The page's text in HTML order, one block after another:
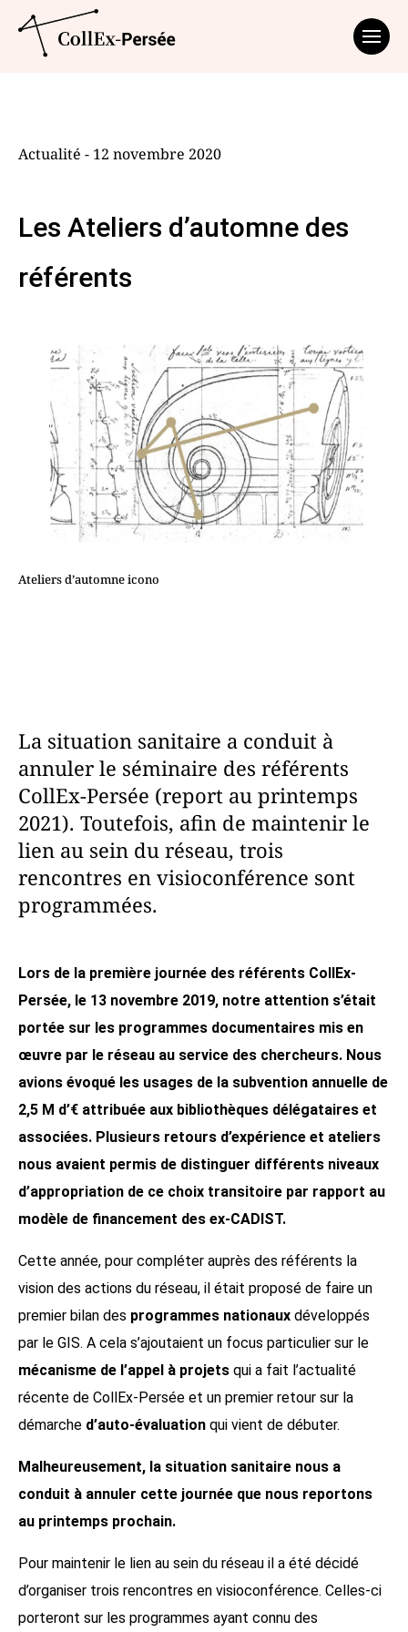
Actualité - 12 novembre 2020
Les Ateliers d’automne des
référents
Ateliers d’automne icono
La situation sanitaire a conduit à
annuler le séminaire des référents
CollEx-Persée (report au printemps
2021). Toutefois, afin de maintenir le
lien au sein du réseau, trois
rencontres en visioconférence sont
programmées.
Lors de la première journée des référents CollEx-
Persée, le 13 novembre 2019, notre attention s’était
portée sur les programmes documentaires mis en
œuvre par le réseau au service des chercheurs. Nous
avions évoqué les usages de la subvention annuelle de
2,5 M d’€ attribuée aux bibliothèques délégataires et
associées. Plusieurs retours d’expérience et ateliers
nous avaient permis de distinguer différents niveaux
d’appropriation de ce choix transitoire par rapport au
modèle de financement des ex-CADIST.
Cette année, pour compléter auprès des référents la
vision des actions du réseau, il était proposé de faire un
premier bilan des programmes nationaux développés
par le GIS. A cela s’ajoutaient un focus particulier sur le
mécanisme de l’appel à projets qui a fait l’actualité
récente de CollEx-Persée et un premier retour sur la
démarche d’auto-évaluation qui vient de débuter.
Malheureusement, la situation sanitaire nous a
conduit à annuler cette journée que nous reportons
au printemps prochain.
Pour maintenir le lien au sein du réseau il a été décidé
d’organiser trois rencontres en visioconférence. Celles-ci
porteront sur les programmes ayant connu des